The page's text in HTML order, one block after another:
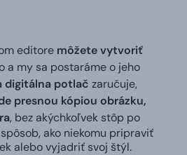
editore môžete vytvoriť
a my sa postaráme o jeho
digitálna potlač zaručuje,
presnou kópiou obrázku,
, bez akýchkoľvek stôp po
ako niekomu pripraviť
alebo vyjadriť svoj štýl.